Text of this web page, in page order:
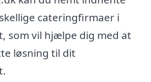
cateringfirmaer i
som vil hjælpe dig med at
løsning til dit